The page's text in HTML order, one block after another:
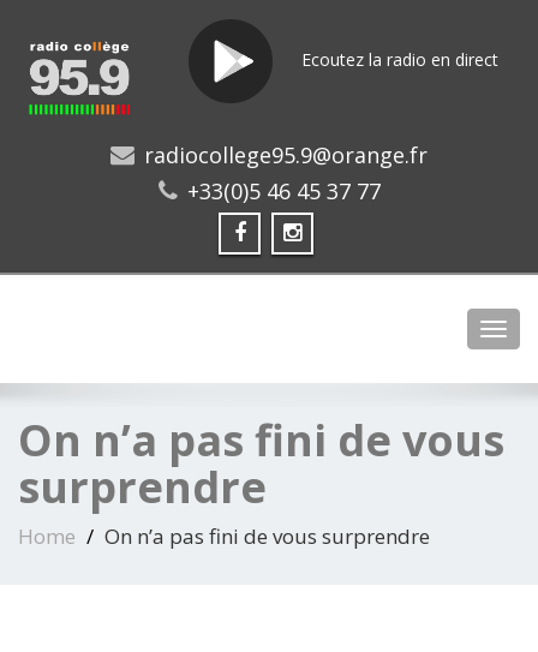
Ecoutez la radio en direct
radiocollege95.9@orange.fr
+33(0)5 46 45 37 77
On n’a pas fini de vous
surprendre
Home On n’a pas fini de vous surprendre